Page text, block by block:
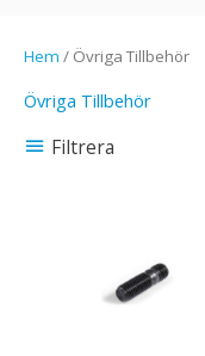
Hem / Övriga Tillbehör
Övriga Tillbehör
Filtrera